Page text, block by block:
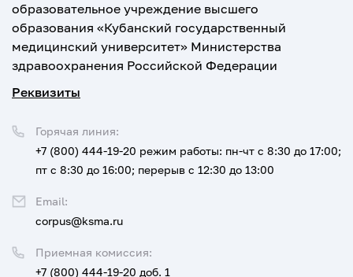
образовательное учреждение высшего
образования «Кубанский государственный
медицинский университет» Министерства
здравоохранения Российской Федерации
Реквизиты
Приемная комиссия:
+7 (800) 444-19-20 доб. 1
Горячая линия:
+7 (800) 444-19-20 режим работы: пн-чт с 8:30 до 17:00;
пт с 8:30 до 16:00; перерыв с 12:30 до 13:00
Email:
corpus@ksma.ru